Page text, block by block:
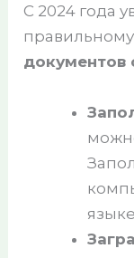
С 2024 года